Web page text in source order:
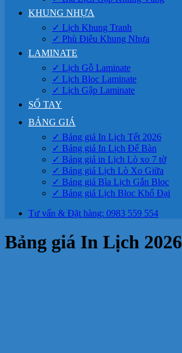
KHUNG NHỰA
✓ Lịch Khung Tranh
✓ Phù Điêu Khung Nhựa
LAMINATE
✓ Lịch Gỗ Laminate
✓ Lịch Bloc Laminate
✓ Lịch Gập Laminate
SỔ TAY
BẢNG GIÁ
✓ Bảng giá In Lịch Tết 2026
✓ Bảng giá In Lịch Để Bàn
✓ Bảng giá in Lịch Lò xo 7 tờ
✓ Bảng giá Lịch Lò Xo Giữa
✓ Bảng giá Bìa Lịch Gắn Bloc
✓ Bảng giá Lịch Bloc Khổ Đại
Tư vấn & Đặt hàng: 0983 559 554
Bảng giá In Lịch 2026